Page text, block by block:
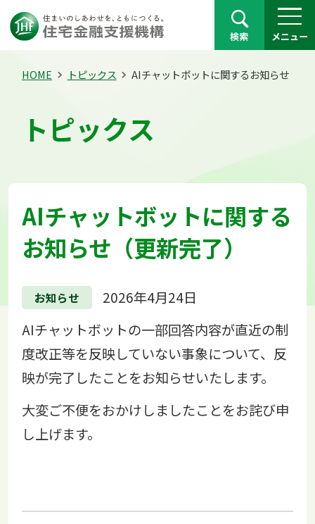
検索 メニュー
HOME トピックス AIチャットボットに関するお知らせ（更
トピックス
AIチャットボットに関する
お知らせ（更新完了）
お知らせ
2026年4月24日
AIチャットボットの一部回答内容が直近の制
度改正等を反映していない事象について、反
映が完了したことをお知らせいたします。
大変ご不便をおかけしましたことをお詫び申
し上げます。